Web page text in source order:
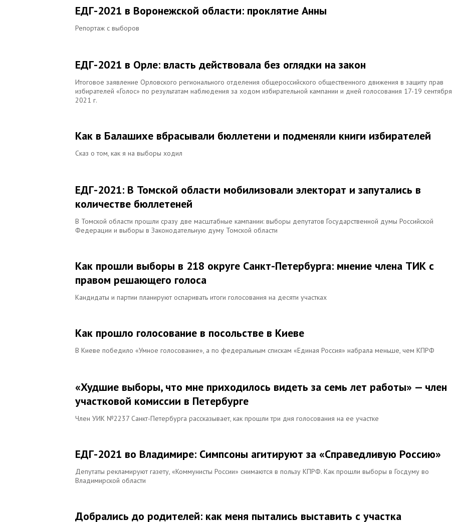
ЕДГ-2021 в Воронежской области: проклятие Анны
Репортаж с выборов
ЕДГ-2021 в Орле: власть действовала без оглядки на закон
Итоговое заявление Орловского регионального отделения общероссийского общественного движения в защиту прав
избирателей «Голос» по результатам наблюдения за ходом избирательной кампании и дней голосования 17-19 сентября
2021 г.
Как в Балашихе вбрасывали бюллетени и подменяли книги избирателей
Сказ о том, как я на выборы ходил
ЕДГ-2021: В Томской области мобилизовали электорат и запутались в
количестве бюллетеней
В Томской области прошли сразу две масштабные кампании: выборы депутатов Государственной думы Российской
Федерации и выборы в Законодательную думу Томской области
Как прошли выборы в 218 округе Санкт-Петербурга: мнение члена ТИК с
правом решающего голоса
Кандидаты и партии планируют оспаривать итоги голосования на десяти участках
Как прошло голосование в посольстве в Киеве
В Киеве победило «Умное голосование», а по федеральным спискам «Единая Россия» набрала меньше, чем КПРФ
«Худшие выборы, что мне приходилось видеть за семь лет работы» — член
участковой комиссии в Петербурге
Член УИК №2237 Санкт-Петербурга рассказывает, как прошли три дня голосования на ее участке
ЕДГ-2021 во Владимире: Симпсоны агитируют за «Справедливую Россию»
Депутаты рекламируют газету, «Коммунисты России» снимаются в пользу КПРФ. Как прошли выборы в Госдуму во
Владимирской области
Добрались до родителей: как меня пытались выставить с участка